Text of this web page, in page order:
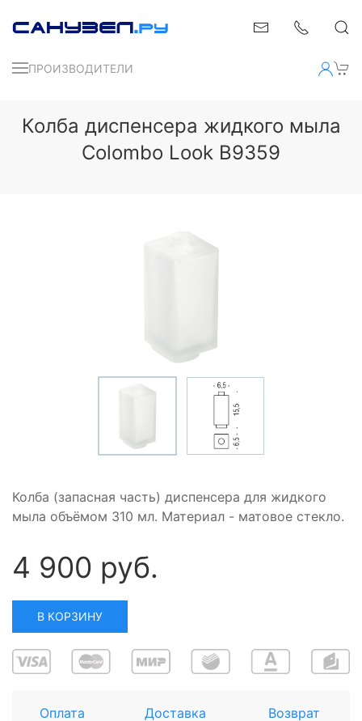
ПРОИЗВОДИТЕЛИ
Колба диспенсера жидкого мыла
Colombo Look B9359
Колба (запасная часть) диспенсера для жидкого
мыла объёмом 310 мл. Материал - матовое стекло.
4 900 руб.
В КОРЗИНУ
Оплата Доставка Возврат